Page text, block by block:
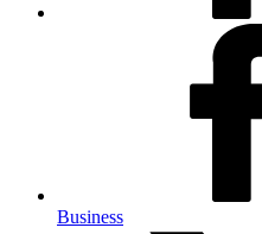
Business